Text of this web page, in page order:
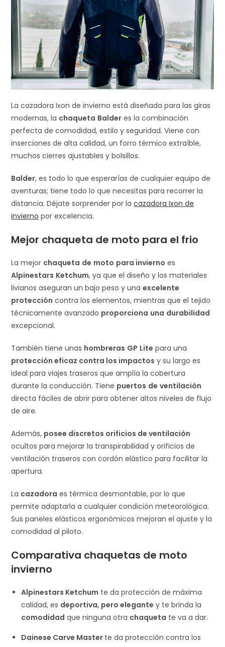
La cazadora Ixon de invierno está diseñada para las giras
modernas, la chaqueta Balder es la combinación
perfecta de comodidad, estilo y seguridad. Viene con
inserciones de alta calidad, un forro térmico extraíble,
muchos cierres ajustables y bolsillos.
Balder, es todo lo que esperarías de cualquier equipo de
aventuras; tiene todo lo que necesitas para recorrer la
distancia. Déjate sorprender por lacazadora Ixon de
invierno por excelencia.
Mejor chaqueta de moto para el frio
La mejor chaqueta de moto para invierno es
Alpinestars Ketchum, ya que el diseño y los materiales
livianos aseguran un bajo peso y unaexcelente
protección contra los elementos, mientras que el tejido
técnicamente avanzado proporciona una durabilidad
excepcional.
También tiene unas hombreras GP Lite para una
protección eficaz contra los impactos y su largo es
ideal para viajes traseros que amplía la cobertura
durante la conducción. Tiene puertos de ventilación
directa fáciles de abrir para obtener altos niveles de flujo
de aire.
Además, posee discretos orificios de ventilación
ocultos para mejorar la transpirabilidad y orificios de
ventilación traseros con cordón elástico para facilitar la
apertura.
La cazadora es térmica desmontable, por lo que
permite adaptarla a cualquier condición meteorológica.
Sus paneles elásticos ergonómicos mejoran el ajuste y la
comodidad al piloto.
Comparativa chaquetas de moto
invierno
Alpinestars Ketchum te da protección de máxima
calidad, es deportiva, pero elegante y te brinda la
comodidad que ninguna otra chaqueta te va a dar.
Dainese Carve Master te da protección contra los